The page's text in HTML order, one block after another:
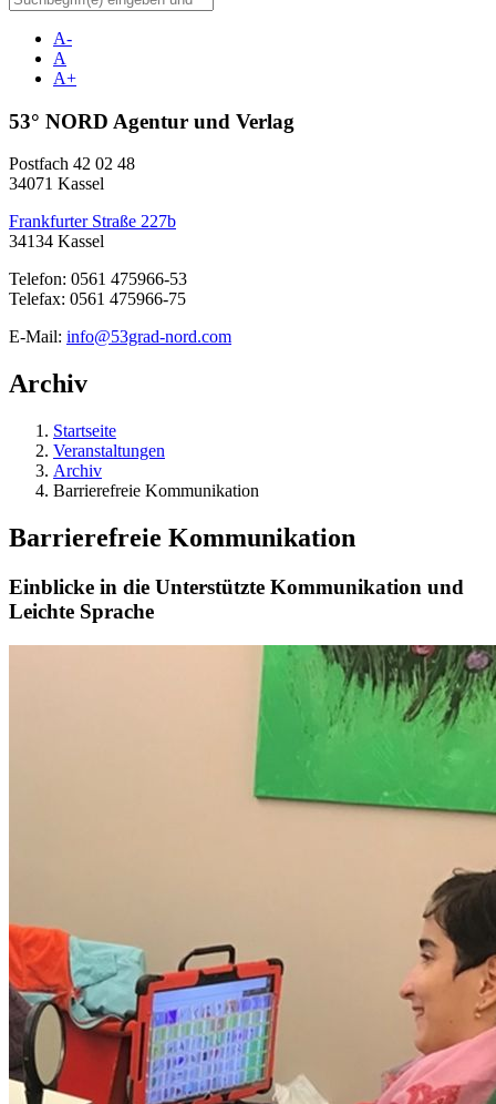
A-
A
A+
53° NORD Agentur und Verlag
Postfach 42 02 48
34071 Kassel
Frankfurter Straße 227b
34134 Kassel
Telefon: 0561 475966-53
Telefax: 0561 475966-75
E-Mail: info@53grad-nord.com
Archiv
Startseite
Veranstaltungen
Archiv
Barrierefreie Kommunikation
Barrierefreie Kommunikation
Einblicke in die Unterstützte Kommunikation und
Leichte Sprache